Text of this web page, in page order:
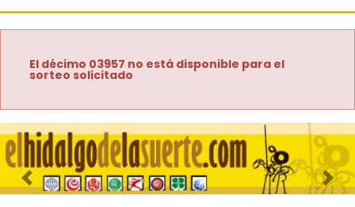
El décimo 03957 no está disponible para el
sorteo solicitado
Imagen anterior